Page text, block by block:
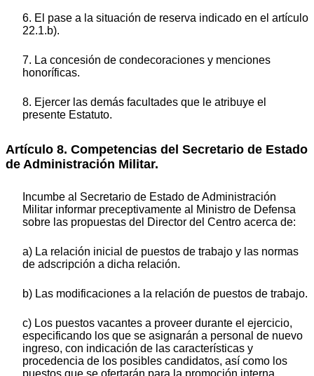
6. El pase a la situación de reserva indicado en el artículo
22.1.b).
7. La concesión de condecoraciones y menciones
honoríficas.
8. Ejercer las demás facultades que le atribuye el
presente Estatuto.
Artículo 8. Competencias del Secretario de Estado
de Administración Militar.
Incumbe al Secretario de Estado de Administración
Militar informar preceptivamente al Ministro de Defensa
sobre las propuestas del Director del Centro acerca de:
a) La relación inicial de puestos de trabajo y las normas
de adscripción a dicha relación.
b) Las modificaciones a la relación de puestos de trabajo.
c) Los puestos vacantes a proveer durante el ejercicio,
especificando los que se asignarán a personal de nuevo
ingreso, con indicación de las características y
procedencia de los posibles candidatos, así como los